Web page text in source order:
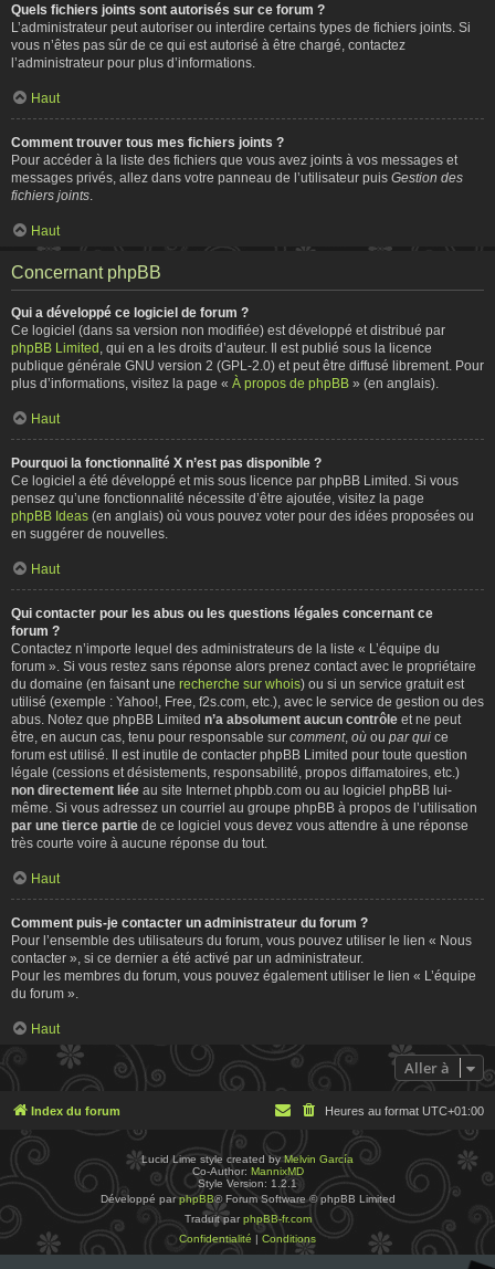
Quels fichiers joints sont autorisés sur ce forum ?
L’administrateur peut autoriser ou interdire certains types de fichiers joints. Si
vous n’êtes pas sûr de ce qui est autorisé à être chargé, contactez
l’administrateur pour plus d’informations.
Haut
Comment trouver tous mes fichiers joints ?
Pour accéder à la liste des fichiers que vous avez joints à vos messages et
messages privés, allez dans votre panneau de l’utilisateur puis Gestion des
fichiers joints
Haut
Concernant phpBB
Qui a développé ce logiciel de forum ?
Ce logiciel (dans sa version non modifiée) est développé et distribué par
phpBB Limited , qui en a les droits d’auteur. Il est publié sous la licence
publique générale GNU version 2 (GPL-2.0) et peut être diffusé librement. Pour
plus d’informations, visitez la page « À propos de phpBB » (en anglais).
Haut
Pourquoi la fonctionnalité X n’est pas disponible ?
Ce logiciel a été développé et mis sous licence par phpBB Limited. Si vous
pensez qu’une fonctionnalité nécessite d’être ajoutée, visitez la page
phpBB Ideas (en anglais) où vous pouvez voter pour des idées proposées ou
en suggérer de nouvelles.
Haut
Qui contacter pour les abus ou les questions légales concernant ce
forum ?
Contactez n’importe lequel des administrateurs de la liste « L’équipe du
forum ». Si vous restez sans réponse alors prenez contact avec le propriétaire
du domaine (en faisant une recherche sur whois) ou si un service gratuit est
utilisé (exemple : Yahoo!, Free, f2s.com, etc.), avec le service de gestion ou des
abus. Notez que phpBB Limited n’a absolument aucun contrôle et ne peut
être, en aucun cas, tenu pour responsable sur comment, où ou par qui ce
forum est utilisé. Il est inutile de contacter phpBB Limited pour toute question
légale (cessions et désistements, responsabilité, propos diffamatoires, etc.)
non directement liée au site Internet phpbb.com ou au logiciel phpBB lui-
même. Si vous adressez un courriel au groupe phpBB à propos de l’utilisation
par une tierce partie de ce logiciel vous devez vous attendre à une réponse
très courte voire à aucune réponse du tout.
Haut
Comment puis-je contacter un administrateur du forum ?
Pour l’ensemble des utilisateurs du forum, vous pouvez utiliser le lien « Nous
contacter », si ce dernier a été activé par un administrateur.
Pour les membres du forum, vous pouvez également utiliser le lien « L’équipe
du forum ».
Haut
Aller à
Index du forum Heures au format UTC+01:00
Lucid Lime style created byMelvin García
Co-Author: MannixMD
Style Version: 1.2.1
Développé parphpBB® Forum Software © phpBB Limited
Traduit par phpBB-fr.com
Confidentialité | Conditions